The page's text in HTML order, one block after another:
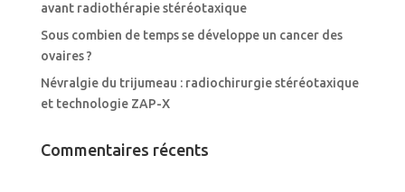
avant radiothérapie stéréotaxique
Sous combien de temps se développe un cancer des
ovaires ?
Névralgie du trijumeau : radiochirurgie stéréotaxique
et technologie ZAP-X
Commentaires récents